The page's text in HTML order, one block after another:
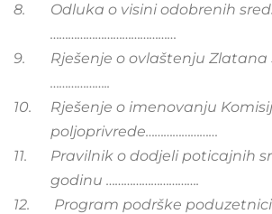
8.
Odluka o visini odobrenih
……………………………………
9.
Rješenje o ovlaštenju
………………..
10.
Rješenje o imenovanju
poljoprivrede……………………
11.
Pravilnik o dodjeli poticajnih
godinu ………………………….
12.
Program podrške